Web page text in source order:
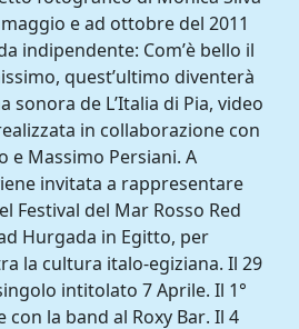
maggio e ad ottobre del 2011
indipendente: Com’è bello il
quest’ultimo diventerà
sonora de L’Italia di Pia, video
in collaborazione con
e Massimo Persiani. A
invitata a rappresentare
Festival del Mar Rosso Red
Hurgada in Egitto, per
la cultura italo-egiziana. Il 29
intitolato 7 Aprile. Il 1°
con la band al Roxy Bar. Il 4